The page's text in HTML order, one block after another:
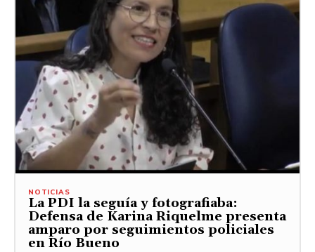
NOTICIAS
La PDI la seguía y fotografiaba:
Defensa de Karina Riquelme presenta
amparo por seguimientos policiales
en Río Bueno